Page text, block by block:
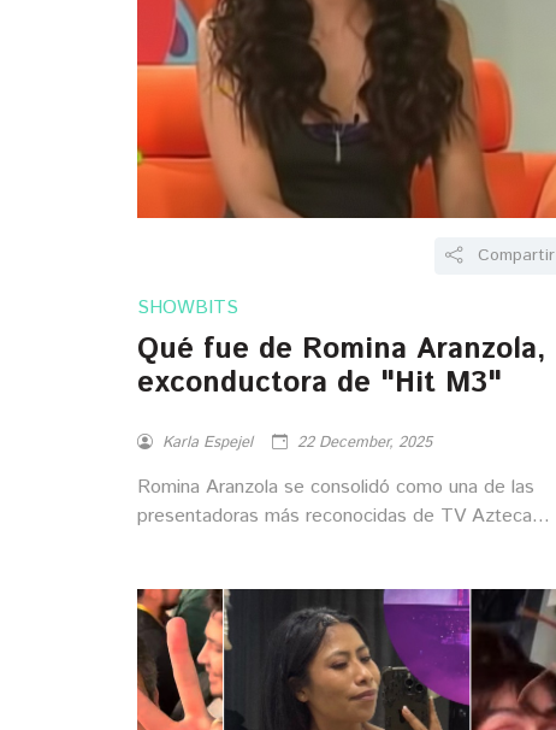
Compartir
SHOWBITS
Qué fue de Romina Aranzola,
exconductora de "Hit M3"
Karla Espejel 22 December, 2025
Romina Aranzola se consolidó como una de las
presentadoras más reconocidas de TV Azteca